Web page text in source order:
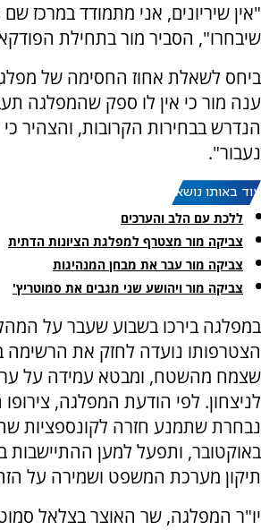
שיבחרו", הסביר מור בתחילת
ביחס לשאלת אחוז החסימה של
ענה מור כי אין לו ספק שהמפלגה
הנדרש בבחירות הקרובות, והצהיר
נעבור".
עוד באותו נושא:
ללכת עם הלב והערכים
צביקה מור מצטרף למפלגת הציונות הדתית
צביקה מור עבר את מבחן המנהיגות
צביקה מור ויהושע שני מגבים את סמוטריץ'
במפלגה בירכו בשבוע שעבר על המהלך
הצטרפותו נועדה לחזק את הרשימה
שצמח מהשטח, ומבטא עמידה על
לניצחון. לפי הודעת המפלגה,
נבחרת שתמנע חזרה לקונספציות
באוקטובר, ותפעל למען ההתיישבות
תיקון מערכת המשפט ושמירה על
יו"ר המפלגה, שר האוצר בצלאל